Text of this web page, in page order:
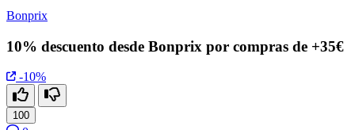
Bonprix
10% descuento desde Bonprix por compras de +35€
-10%
100